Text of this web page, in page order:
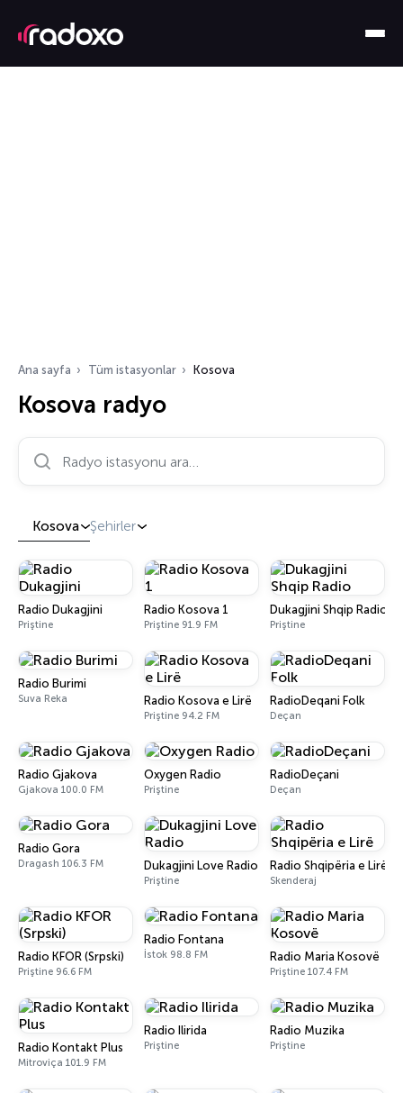
Ana sayfa Tüm istasyonlar Kosova
Kosova radyo
Radyo istasyonu ara…
Kosova Şehirler
Radio Dukagjini
Priştine
Radio Kosova 1
Priştine 91.9 FM
Dukagjini Shqip Radio
Priştine
Radio Burimi
Suva Reka Radio Kosova e Lirë
Priştine 94.2 FM
RadioDeqani Folk
Deçan
Radio Gjakova
Gjakova 100.0 FM
Oxygen Radio
Priştine
RadioDeçani
Deçan
Radio Gora
Dragash 106.3 FM Dukagjini Love Radio
Priştine
Radio Shqipëria e Lirë
Skenderaj
Radio KFOR (Srpski)
Priştine 96.6 FM
Radio Fontana
İstok 98.8 FM Radio Maria Kosovë
Priştine 107.4 FM
Radio Kontakt Plus
Mitroviça 101.9 FM
Radio Ilirida
Priştine
Radio Muzika
Priştine